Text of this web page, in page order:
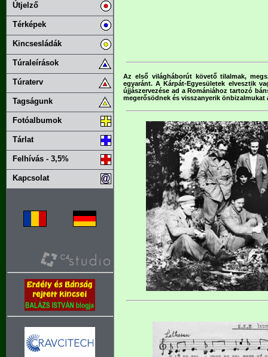
Útjelző
Térképek
Kincsesládák
Túraleírások
Túraterv
Tagságunk
Fotóalbumok
Tárlat
Felhívás - 3,5%
Kapcsolat
Az első világháborút követő tilalmak,
egyaránt. A Kárpát-Egyesületek elvesztik
újjászervezése ad a Romániához tartozó
megerősödnek és visszanyerik önbizalmukat